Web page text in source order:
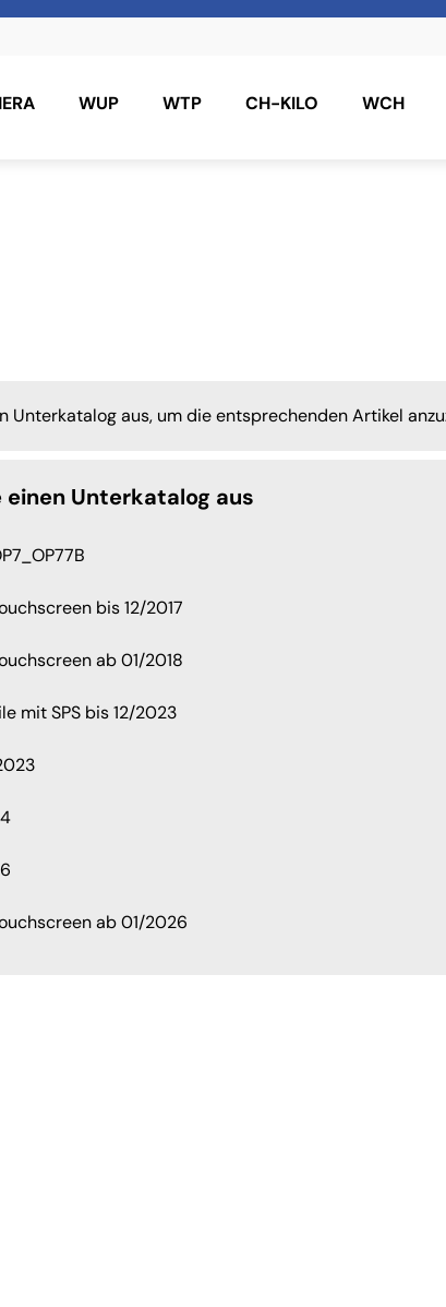
WUP WTP CH-KILO WCH
Unterkatalog aus, um die entsprechenden Artikel
einen Unterkatalog aus
bis 12/2017
ab 01/2018
mit SPS bis 12/2023
ab 01/2026